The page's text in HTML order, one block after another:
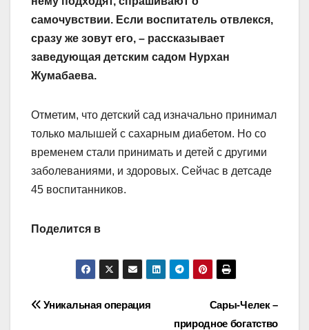
самочувствии. Если воспитатель отвлекся,
сразу же зовут его, – рассказывает
заведующая детским садом Нурхан
Жумабаева.
Отметим, что детский сад изначально принимал
только малышей с сахарным диабетом. Но со
временем стали принимать и детей с другими
заболеваниями, и здоровых. Сейчас в детсаде
45 воспитанников.
Поделится в
Навигация
Сары-Челек –
природное богатство
Уникальная операция